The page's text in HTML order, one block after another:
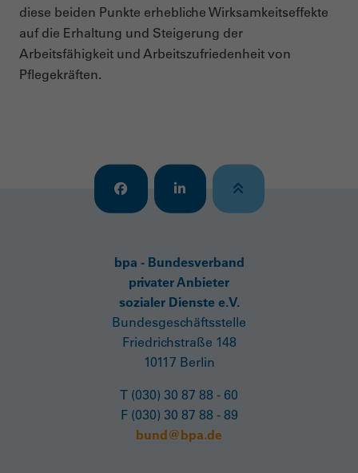
diese beiden Punkte erhebliche Wirksamkeitseffekte
auf die Erhaltung und Steigerung der
Arbeitsfähigkeit und Arbeitszufriedenheit von
Pflegekräften.
bpa - Bundesverband
privater Anbieter
sozialer Dienste e.V.
Bundesgeschäftsstelle
Friedrichstraße 148
10117 Berlin
T (030) 30 87 88 - 60
F (030) 30 87 88 - 89
bund@bpa.de